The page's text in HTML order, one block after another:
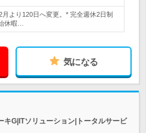
より120日へ変更。* 完全週休2日制
休暇…
気になる
キG|ITソリューション|トータルサービ